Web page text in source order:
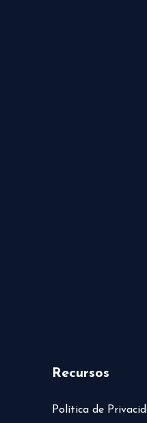
Recursos
Política de